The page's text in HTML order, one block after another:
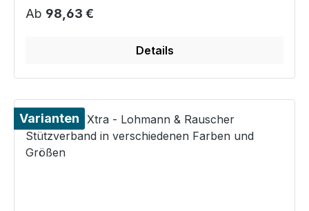
Regulärer Preis:
Ab 98,63 €
Details
Varianten